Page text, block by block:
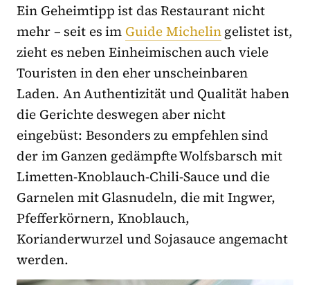
Ein Geheimtipp ist das Restaurant nicht
mehr – seit es im Guide Michelingelistet ist,
zieht es neben Einheimischen auch viele
Touristen in den eher unscheinbaren
Laden. An Authentizität und Qualität haben
die Gerichte deswegen aber nicht
eingebüst: Besonders zu empfehlen sind
der im Ganzen gedämpfte Wolfsbarsch mit
Limetten-Knoblauch-Chili-Sauce und die
Garnelen mit Glasnudeln, die mit Ingwer,
Pfefferkörnern, Knoblauch,
Korianderwurzel und Sojasauce angemacht
werden.